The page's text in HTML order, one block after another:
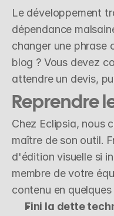
Le développement
dépendance
changer une phrase
blog ? Vous devez
attendre un devis,
Reprendre
Chez Eclipsia, nous
maître de son outil.
d'édition visuelle si
membre de votre
contenu en quelques
Fini la dette